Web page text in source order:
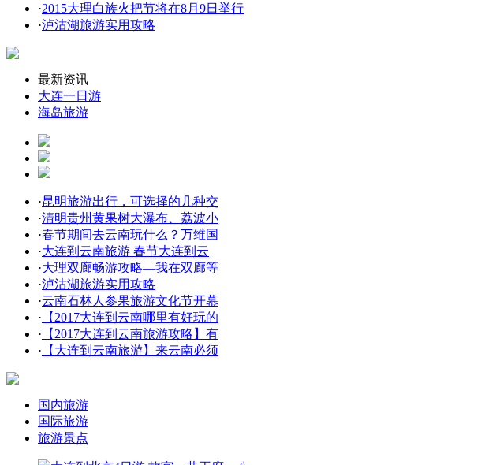
·2015大理白族火把节将在8月9日举行
·泸沽湖旅游实用攻略
最新资讯
大连一日游
海岛旅游
·昆明旅游出行，可选择的几种交
·清明贵州黄果树大瀑布、荔波小
·春节期间去云南玩什么？万维国
·大连到云南旅游 春节大连到云
·大理双廊畅游攻略—我在双廊等
·泸沽湖旅游实用攻略
·云南石林人参果旅游文化节开幕
· 【2017大连到云南哪里有好玩的
· 【2017大连到云南旅游攻略】有
· 【大连到云南旅游】来云南必须
国内旅游
国际旅游
旅游景点